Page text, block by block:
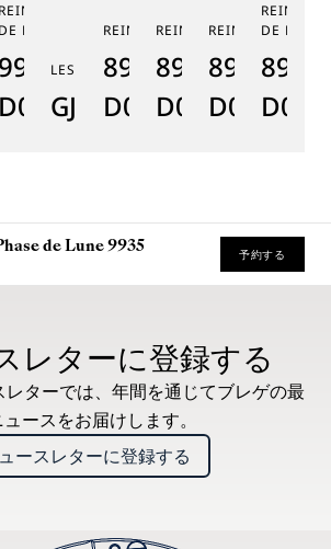
9915
964
NAPLES PERLES
REINE DE NAPLES PHASE
DE LUNE 9935
9935BH/4Y/J40
D0
LES JARDINS DU PETIT TRIANON
GJE25BH20.8985DB
REINE DE NAPLES 8925
8925BH/5W/J40
D0
REINE DE NAPLES 8918
8918BB/5D/
D0
REINE DE
8938BB/
D0
REINE
DE LUNE
D000
de Lune 9935 予約する
レターに登録する
レターでは、年間を通じてブレゲの最
ースをお届けします。
ースレターに登録する